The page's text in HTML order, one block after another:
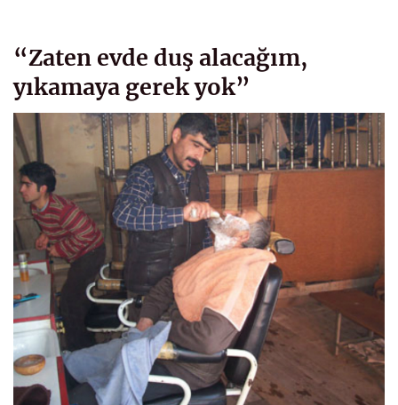
“Zaten evde duş alacağım,
yıkamaya gerek yok”